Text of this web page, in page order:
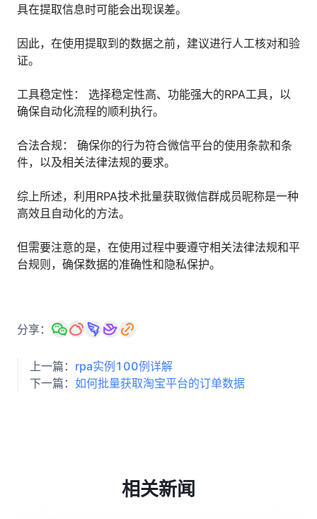
具在提取信息时可能会出现误差。
因此，在使用提取到的数据之前，建议进行人工核对和验
证。
工具稳定性： 选择稳定性高、功能强大的RPA工具，以
确保自动化流程的顺利执行。
合法合规： 确保你的行为符合微信平台的使用条款和条
件，以及相关法律法规的要求。
综上所述，利用RPA技术批量获取微信群成员昵称是一种
高效且自动化的方法。
但需要注意的是，在使用过程中要遵守相关法律法规和平
台规则，确保数据的准确性和隐私保护。
分享：
上一篇： rpa实例100例详解
下一篇： 如何批量获取淘宝平台的订单数据
相关新闻